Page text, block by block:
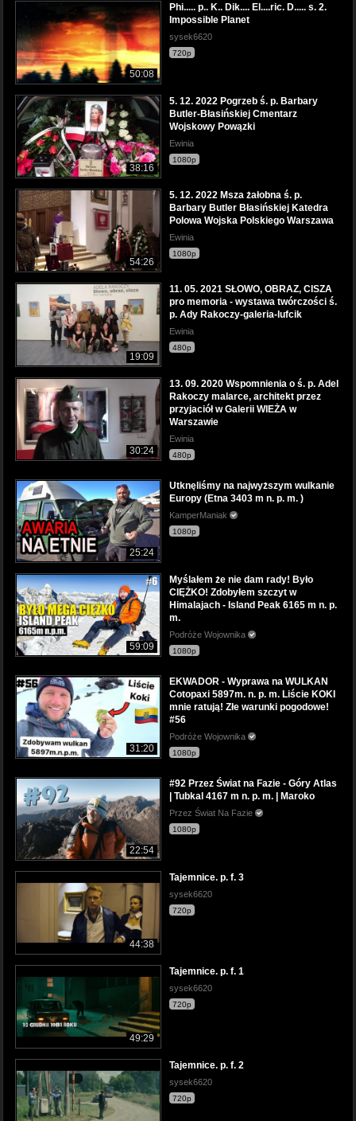
50:08
Phi..... p.. K.. Dik.... El....ric. D..... s. 2.
Impossible Planet
sysek6620
720p
38:16
5. 12. 2022 Pogrzeb ś. p. Barbary
Butler-Błasińskiej Cmentarz
Wojskowy Powązki
Ewinia
1080p
54:26
5. 12. 2022 Msza żałobna ś. p.
Barbary Butler Błasińskiej Katedra
Polowa Wojska Polskiego Warszawa
Ewinia
1080p
19:09
11. 05. 2021 SŁOWO, OBRAZ, CISZA
pro memoria - wystawa twórczości ś.
p. Ady Rakoczy-galeria-lufcik
Ewinia
480p
30:24
13. 09. 2020 Wspomnienia o ś. p. Adel
Rakoczy malarce, architekt przez
przyjaciół w Galerii WIEŻA w
Warszawie
Ewinia
480p
25:24
Utknęliśmy na najwyższym wulkanie
Europy (Etna 3403 m n. p. m. )
KamperManiak
1080p
59:09
Myślałem że nie dam rady! Było
CIĘŻKO! Zdobyłem szczyt w
Himalajach - Island Peak 6165 m n. p.
m.
Podróże Wojownika
1080p
31:20
EKWADOR - Wyprawa na WULKAN
Cotopaxi 5897m. n. p. m. Liście KOKI
mnie ratują! Złe warunki pogodowe!
#56
Podróże Wojownika
1080p
22:54
#92 Przez Świat na Fazie - Góry Atlas
| Tubkal 4167 m n. p. m. | Maroko
Przez Świat Na Fazie
1080p
44:38
Tajemnice. p. f. 3
sysek6620
720p
49:29
Tajemnice. p. f. 1
sysek6620
720p
Tajemnice. p. f. 2
sysek6620
720p